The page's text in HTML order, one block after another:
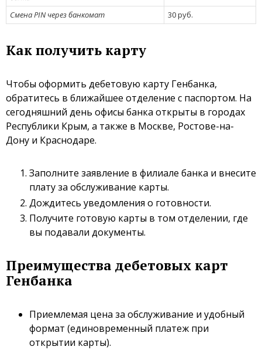
Смена PIN через банкомат 30 руб.
Как получить карту
Чтобы оформить дебетовую карту Генбанка,
обратитесь в ближайшее отделение с паспортом. На
сегодняшний день офисы банка открыты в городах
Республики Крым, а также в Москве, Ростове-на-
Дону и Краснодаре.
Заполните заявление в филиале банка и внесите
плату за обслуживание карты.
Дождитесь уведомления о готовности.
Получите готовую карты в том отделении, где
вы подавали документы.
Преимущества дебетовых карт
Генбанка
Приемлемая цена за обслуживание и удобный
формат (единовременный платеж при
открытии карты).